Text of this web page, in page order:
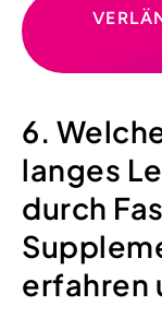
6.
langes
durch
erfahren